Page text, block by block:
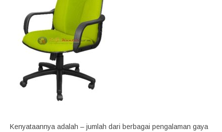
Kenyataannya adalah – jumlah dari berbagai pengalaman gaya